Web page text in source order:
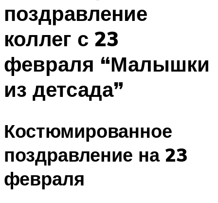
Меню
поздравление
коллег с 23
февраля “Малышки
из детсада”
Костюмированное
поздравление на 23
февраля